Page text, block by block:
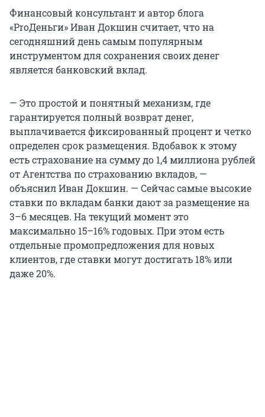
Финансовый консультант и автор блога
«ProДеньги» Иван Докшин считает, что на
сегодняшний день самым популярным
инструментом для сохранения своих денег
является банковский вклад.
— Это простой и понятный механизм, где
гарантируется полный возврат денег,
выплачивается фиксированный процент и четко
определен срок размещения. Вдобавок к этому
есть страхование на сумму до 1,4 миллиона рублей
от Агентства по страхованию вкладов, —
объяснил Иван Докшин. — Сейчас самые высокие
ставки по вкладам банки дают за размещение на
3–6 месяцев. На текущий момент это
максимально 15–16% годовых. При этом есть
отдельные промопредложения для новых
клиентов, где ставки могут достигать 18% или
даже 20%.